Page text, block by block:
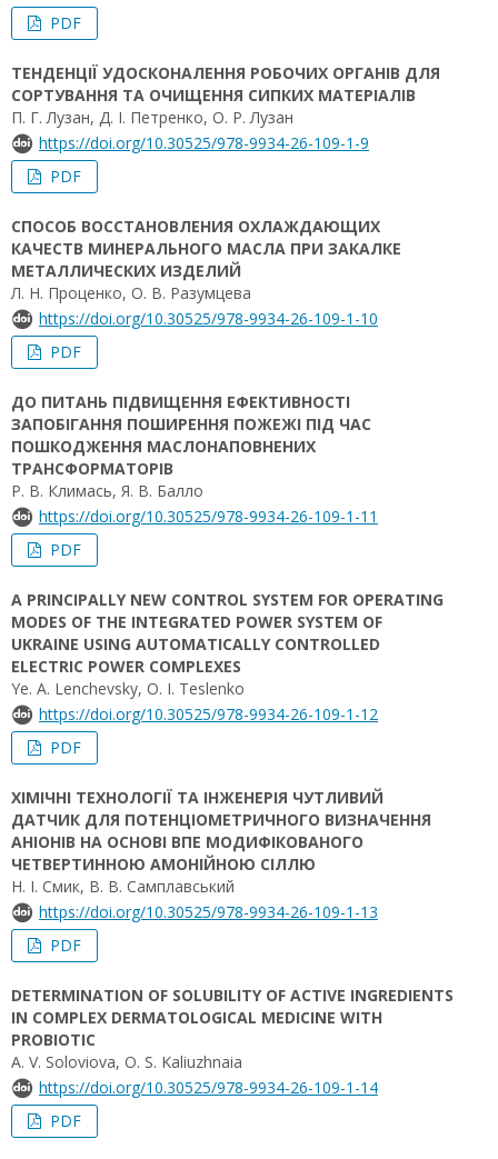
PDF
ТЕНДЕНЦІЇ УДОСКОНАЛЕННЯ РОБОЧИХ ОРГАНІВ ДЛЯ
СОРТУВАННЯ ТА ОЧИЩЕННЯ СИПКИХ МАТЕРІАЛІВ
П. Г. Лузан, Д. І. Петренко, О. Р. Лузан
https://doi.org/10.30525/978-9934-26-109-1-9
PDF
СПОСОБ ВОССТАНОВЛЕНИЯ ОХЛАЖДАЮЩИХ
КАЧЕСТВ МИНЕРАЛЬНОГО МАСЛА ПРИ ЗАКАЛКЕ
МЕТАЛЛИЧЕСКИХ ИЗДЕЛИЙ
Л. Н. Проценко, О. В. Разумцева
https://doi.org/10.30525/978-9934-26-109-1-10
PDF
ДО ПИТАНЬ ПІДВИЩЕННЯ ЕФЕКТИВНОСТІ
ЗАПОБІГАННЯ ПОШИРЕННЯ ПОЖЕЖІ ПІД ЧАС
ПОШКОДЖЕННЯ МАСЛОНАПОВНЕНИХ
ТРАНСФОРМАТОРІВ
Р. В. Климась, Я. В. Балло
https://doi.org/10.30525/978-9934-26-109-1-11
PDF
A PRINCIPALLY NEW CONTROL SYSTEM FOR OPERATING
MODES OF THE INTEGRATED POWER SYSTEM OF
UKRAINE USING AUTOMATICALLY CONTROLLED
ELECTRIC POWER COMPLEXES
Ye. A. Lenchevsky, O. I. Teslenko
https://doi.org/10.30525/978-9934-26-109-1-12
PDF
ХІМІЧНІ ТЕХНОЛОГІЇ ТА ІНЖЕНЕРІЯ ЧУТЛИВИЙ
ДАТЧИК ДЛЯ ПОТЕНЦІОМЕТРИЧНОГО ВИЗНАЧЕННЯ
АНІОНІВ НА ОСНОВІ ВПЕ МОДИФІКОВАНОГО
ЧЕТВЕРТИННОЮ АМОНІЙНОЮ СІЛЛЮ
Н. І. Смик, В. В. Самплавський
https://doi.org/10.30525/978-9934-26-109-1-13
PDF
DETERMINATION OF SOLUBILITY OF ACTIVE INGRЕDIENTS
IN COMPLEX DERMATOLOGICAL MEDICINE WITH
PROBIOTIC
A. V. Soloviova, O. S. Kaliuzhnaia
https://doi.org/10.30525/978-9934-26-109-1-14
PDF